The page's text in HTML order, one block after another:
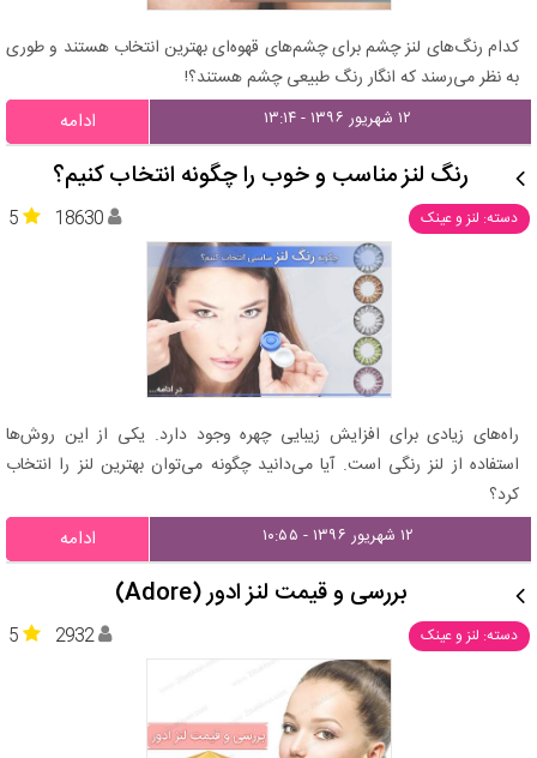
کدام رنگ‌های لنز چشم برای چشم‌های قهوه‌ای بهترین انتخاب هستند و طوری
به نظر می‌رسند که انگار رنگ طبیعی چشم هستند؟!
۱۲ شهریور ۱۳۹۶ - ۱۳:۱۴ ادامه
رنگ لنز مناسب و خوب را چگونه انتخاب کنیم؟
دسته: لنز و عینک 5 18630
راه‌های زیادی برای افزایش زیبایی چهره وجود دارد. یکی از این روش‌ها
استفاده از لنز رنگی است. آیا می‌دانید چگونه می‌توان بهترین لنز را انتخاب
کرد؟
۱۲ شهریور ۱۳۹۶ - ۱۰:۵۵ ادامه
بررسی و قیمت لنز ادور (Adore)
دسته: لنز و عینک 5 2932